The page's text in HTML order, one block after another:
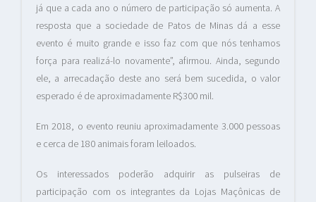
já que a cada ano o número de participação só aumenta. A
resposta que a sociedade de Patos de Minas dá a esse
evento é muito grande e isso faz com que nós tenhamos
força para realizá-lo novamente”, afirmou. Ainda, segundo
ele, a arrecadação deste ano será bem sucedida, o valor
esperado é de aproximadamente R$300 mil.
Em 2018, o evento reuniu aproximadamente 3.000 pessoas
e cerca de 180 animais foram leiloados.
Os interessados poderão adquirir as pulseiras de
participação com os integrantes da Lojas Maçônicas de